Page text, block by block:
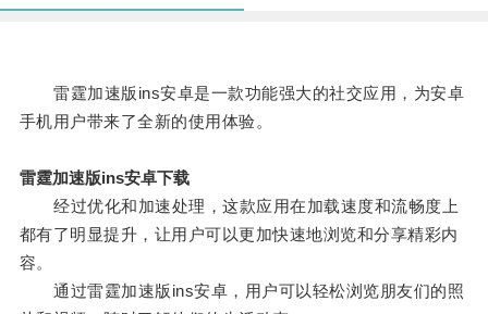
雷霆加速版ins安卓是一款功能强大的社交应用，为安卓
手机用户带来了全新的使用体验。
雷霆加速版ins安卓下载
经过优化和加速处理，这款应用在加载速度和流畅度上
都有了明显提升，让用户可以更加快速地浏览和分享精彩内
容。
通过雷霆加速版ins安卓，用户可以轻松浏览朋友们的照